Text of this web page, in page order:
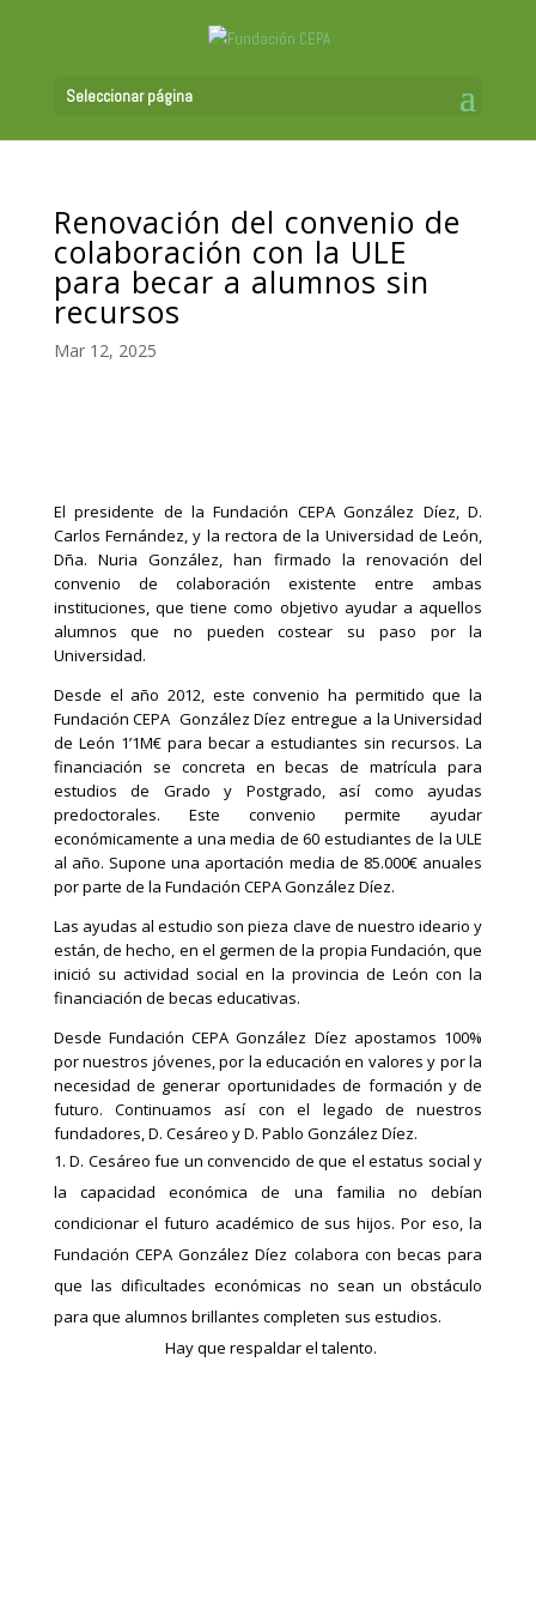
Seleccionar página
Renovación del convenio de
colaboración con la ULE
para becar a alumnos sin
recursos
Mar 12, 2025
El presidente de la Fundación CEPA González Díez, D.
Carlos Fernández, y la rectora de la Universidad de León,
Dña. Nuria González, han firmado la renovación del
convenio de colaboración existente entre ambas
instituciones, que tiene como objetivo ayudar a aquellos
alumnos que no pueden costear su paso por la
Universidad.
Desde el año 2012, este convenio ha permitido que la
Fundación CEPA González Díez entregue a la Universidad
de León 1’1M€ para becar a estudiantes sin recursos. La
financiación se concreta en becas de matrícula para
estudios de Grado y Postgrado, así como ayudas
predoctorales. Este convenio permite ayudar
económicamente a una media de 60 estudiantes de la ULE
al año. Supone una aportación media de 85.000€ anuales
por parte de la Fundación CEPA González Díez.
Las ayudas al estudio son pieza clave de nuestro ideario y
están, de hecho, en el germen de la propia Fundación, que
inició su actividad social en la provincia de León con la
financiación de becas educativas.
Desde Fundación CEPA González Díez apostamos 100%
por nuestros jóvenes, por la educación en valores y por la
necesidad de generar oportunidades de formación y de
futuro. Continuamos así con el legado de nuestros
fundadores, D. Cesáreo y D. Pablo González Díez.
D. Cesáreo fue un convencido de que el estatus social y
la capacidad económica de una familia no debían
condicionar el futuro académico de sus hijos. Por eso, la
Fundación CEPA González Díez colabora con becas para
que las dificultades económicas no sean un obstáculo
para que alumnos brillantes completen sus estudios.
Hay que respaldar el talento.